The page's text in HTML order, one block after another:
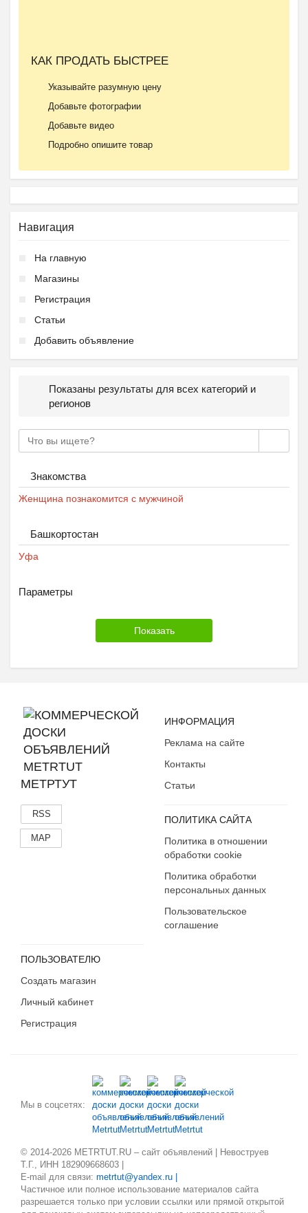
КАК ПРОДАТЬ БЫСТРЕЕ
Указывайте разумную цену
Добавьте фотографии
Добавьте видео
Подробно опишите товар
Навигация
На главную
Магазины
Регистрация
Статьи
Добавить объявление
Показаны результаты для всех категорий и
регионов
Знакомства
Женщина познакомится с мужчиной
Башкортостан
Уфа
Параметры
МЕТРТУТ
RSS
MAP
ИНФОРМАЦИЯ
Реклама на сайте
Контакты
Статьи
ПОЛИТИКА САЙТА
Политика в отношении
обработки cookie
Политика обработки
персональных данных
Пользовательское
соглашение
ПОЛЬЗОВАТЕЛЮ
Создать магазин
Личный кабинет
Регистрация
Мы в соцсетях:
© 2014-2026 METRTUT.RU – сайт объявлений | Невоструев
Т.Г., ИНН 182909668603 |
E-mail для связи: metrtut@yandex.ru |
Частичное или полное использование материалов сайта
разрешается только при условии ссылки или прямой открытой